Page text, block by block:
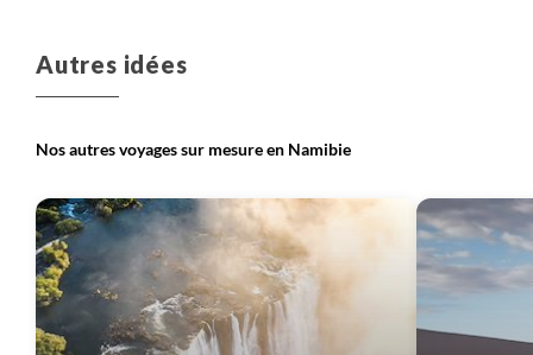
Autres idées
Nos autres voyages sur mesure en Namibie